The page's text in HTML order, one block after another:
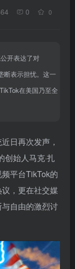
0 0
开表达了对
断表示担忧。这一
在美国乃至全
日再次发声，
始人马克·扎
平台TikTok的
，更在社交媒
自由的激烈讨